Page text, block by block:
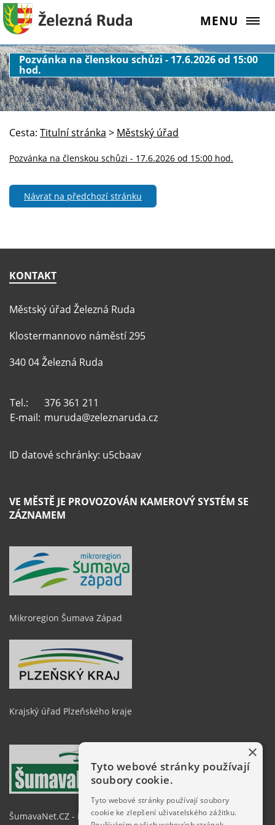
MENU
Pozvánka na členskou schůzi - 17.6.2026 od 15:00
hod.
Cesta: Titulní stránka > Městský úřad
Pozvánka na členskou schůzi - 17.6.2026 od 15:00 hod.
Návrat na předchozí stránku
KONTAKT
Městský úřad Železná Ruda
Klostermannovo náměstí 295
340 04 Železná Ruda
Tel.:
376 361 211
E-mail: muruda@zeleznaruda.cz
ID datové schránky: u5cbaav
VE MĚSTĚ JE PROVOZOVÁN KAMEROVÝ SYSTÉM SE
ZÁZNAMEM
Mikroregion Šumava Západ
Krajský úřad Plzeňského kraje
ŠumavaNet.CZ - informace o regionu
×
Tyto webové stránky používají
soubory cookie.
Tyto webové stránky používají soubory
cookie ke zlepšení uživatelského zážitku.